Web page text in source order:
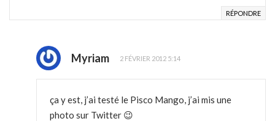
RÉPONDRE
Myriam 2 FÉVRIER 2012 5:14
ça y est, j’ai testé le Pisco Mango, j’ai mis une
photo sur Twitter 😉